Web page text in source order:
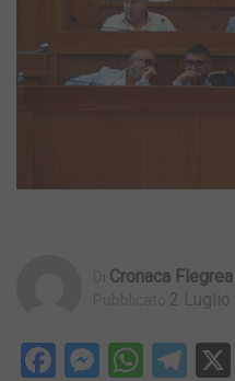
Cronaca Flegrea
2 Luglio
Facebook